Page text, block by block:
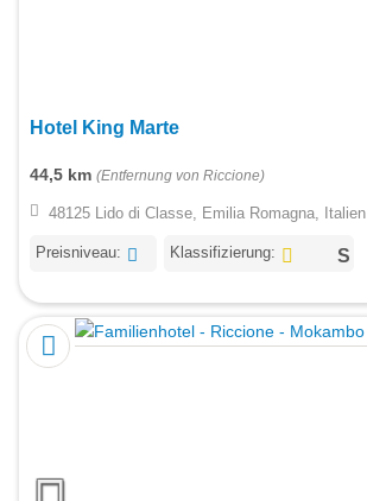
Hotel King Marte
44,5 km (Entfernung von Riccione)
48125 Lido di Classe, Emilia Romagna, Italien
Preisniveau: Klassifizierung: